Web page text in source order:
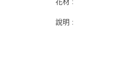
說明 :